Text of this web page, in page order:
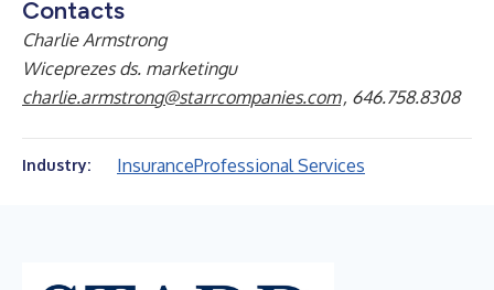
Contacts
Charlie Armstrong
Wiceprezes ds. marketingu
charlie.armstrong@starrcompanies.com, 646.758.8308
Industry: InsuranceProfessional Services